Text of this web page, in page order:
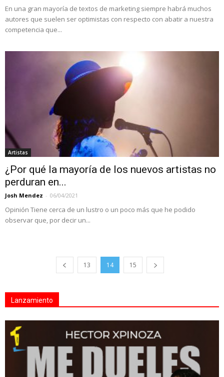
En una gran mayoría de textos de marketing siempre habrá muchos
autores que suelen ser optimistas con respecto con abatir a nuestra
competencia que...
Artistas
¿Por qué la mayoría de los nuevos artistas no
perduran en...
Josh Mendez - 06/04/2021
Opinión Tiene cerca de un lustro o un poco más que he podido
observar que, por decir un...
13 14 15
Lanzamiento